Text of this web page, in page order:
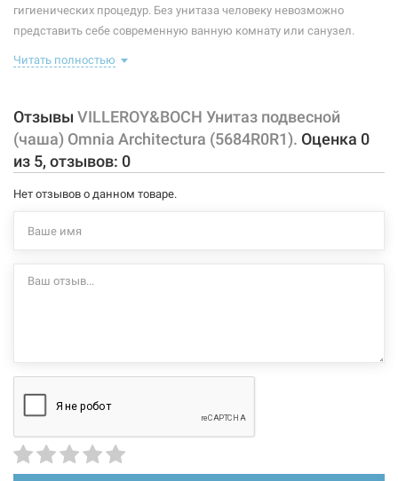
Ободок:
гигиенических процедур. Без унитаза человеку невозможно
представить себе современную ванную комнату или санузел.
сантехнических приспособлений. Они могут производиться из
и прочими особенностями.
Характеристики и конфигурация изделия, а также комплектация
товара могут изменяться производителем без уведомления. За
внесенные производителем изменения, магазин ответственности
Читать полностью
Отзывы VILLEROY&BOCH Унитаз подвесной
(чаша) Omnia Architectura (5684R0R1). Оценка 0
из 5, отзывов: 0
Нет отзывов о данном товаре.